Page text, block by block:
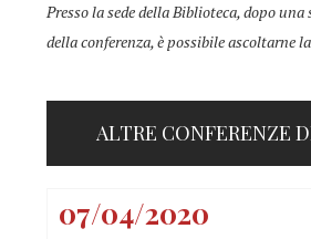
Presso la sede della Biblioteca, dopo
della conferenza, è possibile ascoltarne
ALTRE CONFERENZE
07/04/2020